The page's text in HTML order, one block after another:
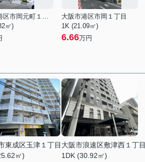
大阪市港区市岡元町１丁目
㎡)
大阪市港区市岡１丁目
1K (21.09㎡)
6.66万円
東成区玉津１丁目
㎡)
大阪市浪速区敷津西１丁目
1DK (30.92㎡)